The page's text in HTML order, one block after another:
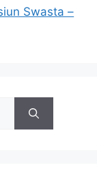
Swasta –